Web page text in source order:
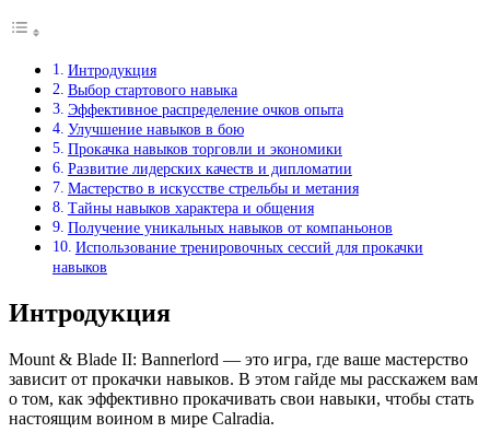
Интродукция
Выбор стартового навыка
Эффективное распределение очков опыта
Улучшение навыков в бою
Прокачка навыков торговли и экономики
Развитие лидерских качеств и дипломатии
Мастерство в искусстве стрельбы и метания
Тайны навыков характера и общения
Получение уникальных навыков от компаньонов
Использование тренировочных сессий для прокачки
навыков
Интродукция
Mount & Blade II: Bannerlord — это игра, где ваше мастерство
зависит от прокачки навыков. В этом гайде мы расскажем вам
о том, как эффективно прокачивать свои навыки, чтобы стать
настоящим воином в мире Calradia.